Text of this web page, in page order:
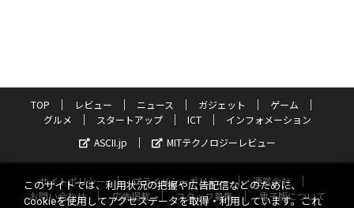
TOP レビュー ニュース ガジェット
ゲーム
グルメ
スタートアップ ICT
インフォメーション
ASCII.jp
MITテクノロジーレビュー
サイトポリシー プライバシーポリシー
運営会社
お問い合わせ
広告掲載 スタッフ募集
電子版について
このサイトでは、利用状況の把握や広告配信などのために、
Cookieを使用してアクセスデータを取得・利用しています。これ